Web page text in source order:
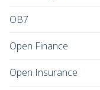
OB7
Open Finance
Open Insurance